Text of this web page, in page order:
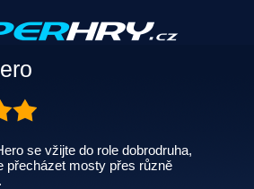
se vžijte do role dobrodruha,
přecházet mosty přes různě